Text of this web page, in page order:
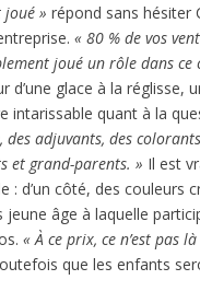
joué » répond sans hésiter
« 80 % de vos
joué un rôle dans
d’une glace à la réglisse,
intarissable quant à la
adjuvants, des
et grand-parents. » Il est
d’un côté, des couleurs
âge à laquelle
« À ce prix, ce n’est pas
que les enfants